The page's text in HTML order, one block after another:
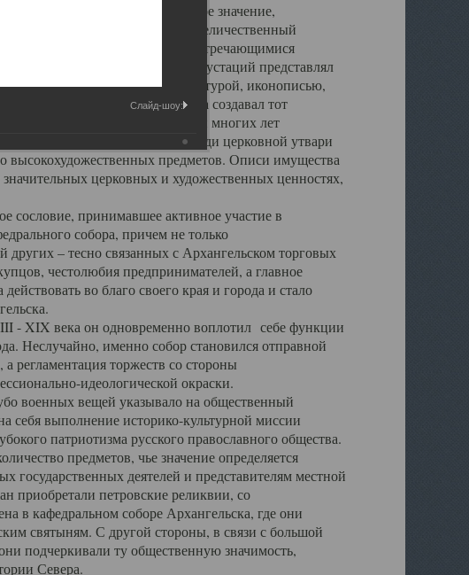
оправдывали его кафедральное значение,
построек города. Обширный и величественный
с единственными нигде не встречающимися
резных, символических инкрустаций представлял
же с живописью, скульптурой, иконописью,
интерьер Троицкого храма создавал тот
собора, на протяжении многих лет
ризнице, библиотеке, среди церковной утвари
высокохудожественных предметов. Описи имущества
церковных и художественных ценностях,
сословие, принимавшее активное участие в
собора, причем не только
других – тесно связанных с Архангельском торговых
честолюбия предпринимателей, а главное
во благо своего края и города и стало
века он одновременно воплотил себе функции
Неслучайно, именно собор становился отправной
регламентация торжеств со стороны
идеологической окраски.
военных вещей указывало на общественный
себя выполнение историко-культурной миссии
патриотизма русского православного общества.
предметов, чье значение определяется
государственных деятелей и представителям местной
приобретали петровские реликвии, со
в кафедральном соборе Архангельска, где они
святыням. С другой стороны, в связи с большой
подчеркивали ту общественную значимость,
Севера.
Слайд-шоу: